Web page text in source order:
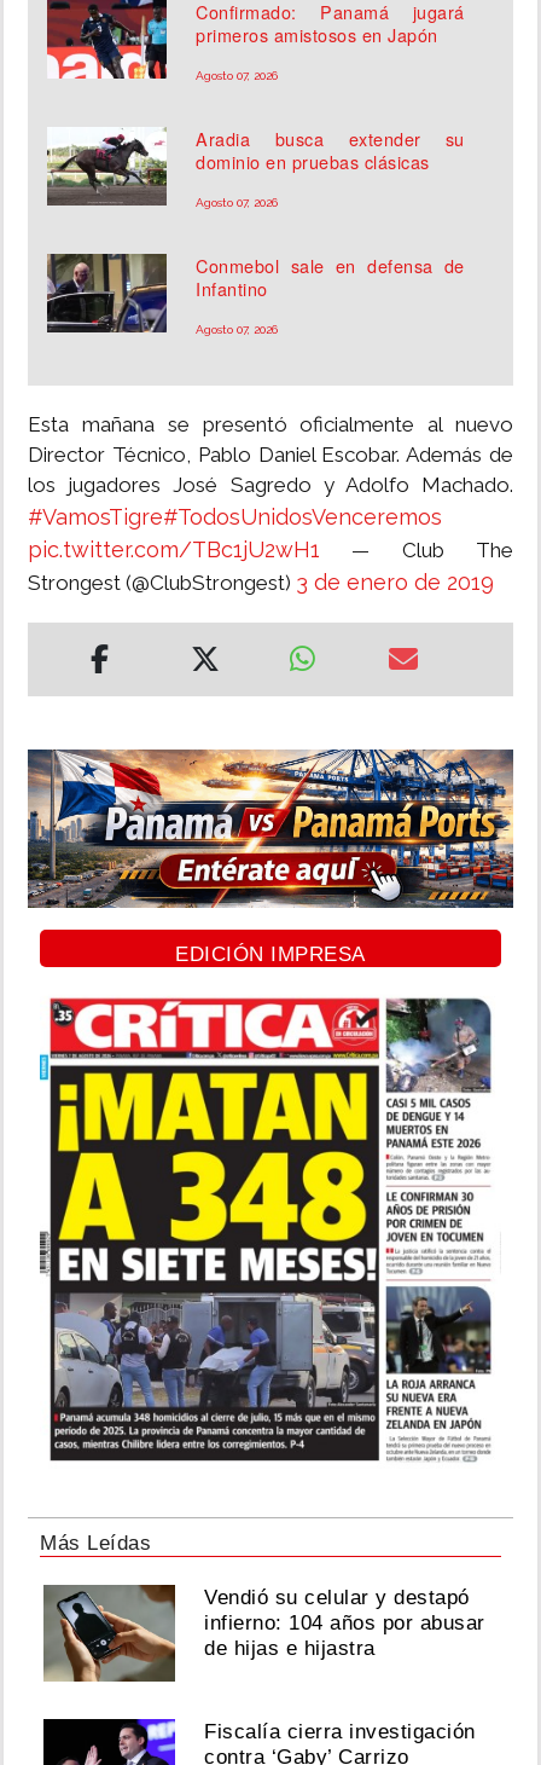
Confirmado: Panamá jugará
primeros amistosos en Japón
Agosto 07, 2026
Aradia busca extender su
dominio en pruebas clásicas
Agosto 07, 2026
Conmebol sale en defensa de
Infantino
Agosto 07, 2026
Esta mañana se presentó oficialmente al nuevo
Director Técnico, Pablo Daniel Escobar. Además de
los jugadores José Sagredo y Adolfo Machado.
#VamosTigre#TodosUnidosVenceremos
pic.twitter.com/TBc1jU2wH1 — Club The
Strongest (@ClubStrongest) 3 de enero de 2019
EDICIÓN IMPRESA
Más Leídas
Vendió su celular y destapó
infierno: 104 años por abusar
de hijas e hijastra
Fiscalía cierra investigación
contra ‘Gaby’ Carrizo